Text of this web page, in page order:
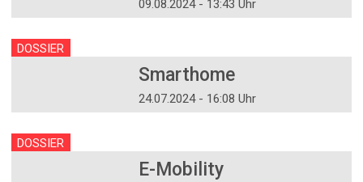
09.08.2024 - 13:43 Uhr
DOSSIER
Smarthome
24.07.2024 - 16:08 Uhr
DOSSIER
E-Mobility